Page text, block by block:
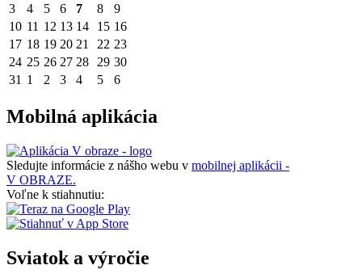
3
4 5 6 7 8
9
10 11 12 13 14 15 16
17 18 19 20 21 22 23
24 25 26 27 28 29 30
31 1 2 3 4 5 6
Mobilná aplikácia
Sledujte informácie z nášho webu v mobilnej aplikácii -
V OBRAZE.
Voľne k stiahnutiu:
Sviatok a výročie